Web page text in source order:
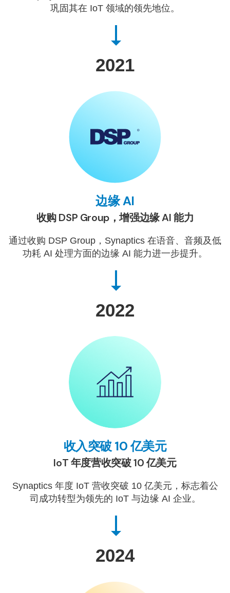
巩固其在 IoT 领域的领先地位。
2021
边缘 AI
收购 DSP Group，增强边缘 AI 能力
通过收购 DSP Group，Synaptics 在语音、音频及低
功耗 AI 处理方面的边缘 AI 能力进一步提升。
2022
收入突破 10 亿美元
IoT 年度营收突破 10 亿美元
Synaptics 年度 IoT 营收突破 10 亿美元，标志着公
司成功转型为领先的 IoT 与边缘 AI 企业。
2024